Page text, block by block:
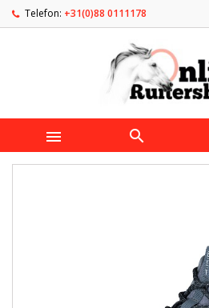
Telefon: +31(0)88 0111178
 